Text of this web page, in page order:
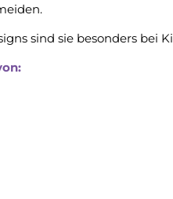
sind sie besonders bei